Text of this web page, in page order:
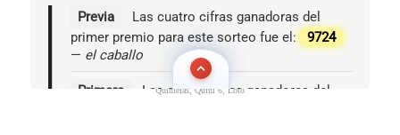
Quinielas, Quini 6, Loto